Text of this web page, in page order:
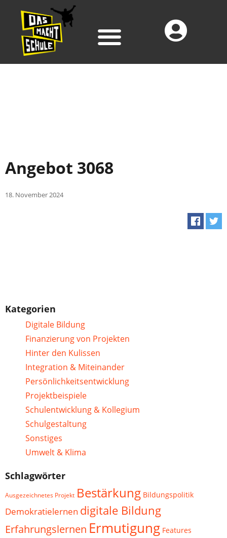
Angebot 3068
18. November 2024
Kategorien
Digitale Bildung
Finanzierung von Projekten
Hinter den Kulissen
Integration & Miteinander
Persönlichkeitsentwicklung
Projektbeispiele
Schulentwicklung & Kollegium
Schulgestaltung
Sonstiges
Umwelt & Klima
Schlagwörter
Ausgezeichnetes Projekt Bestärkung Bildungspolitik
Demokratielernen digitale Bildung
Erfahrungslernen Ermutigung Features